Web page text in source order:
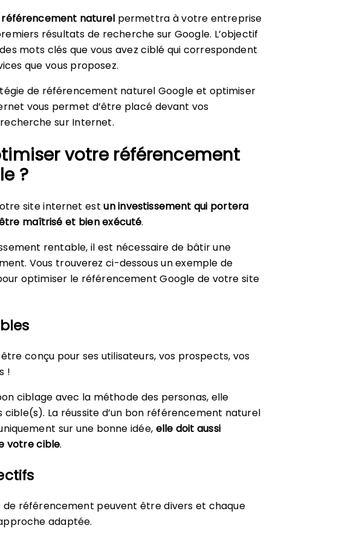
référencement naturel permettra à votre entreprise
résultats de recherche sur Google. L’objectif
mots clés que vous avez ciblé qui correspondent
que vous proposez.
de référencement naturel Google et optimiser
vous permet d’être placé devant vos
sur Internet.
votre référencement
?
site internet estun investissement qui portera
maîtrisé et bien exécuté.
rentable, il est nécessaire de bâtir une
Vous trouverez ci-dessous un exemple de
optimiser le référencement Google de votre site
conçu pour ses utilisateurs, vos prospects, vos
!
ciblage avec la méthode des personas, elle
La réussite d’un bon référencement naturel
sur une bonne idée, elle doit aussi
votre cible.
de référencement peuvent être divers et chaque
adaptée.